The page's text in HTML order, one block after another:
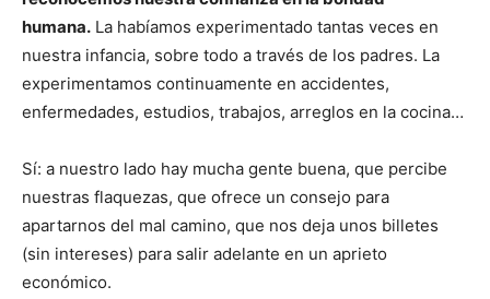
humana. La habíamos experimentado tantas veces en
nuestra infancia, sobre todo a través de los padres. La
experimentamos continuamente en accidentes,
enfermedades, estudios, trabajos, arreglos en la cocina…
Sí: a nuestro lado hay mucha gente buena, que percibe
nuestras flaquezas, que ofrece un consejo para
apartarnos del mal camino, que nos deja unos billetes
(sin intereses) para salir adelante en un aprieto
económico.